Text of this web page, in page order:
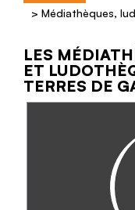
> Médiathèques,
LES
ET
TERRES DE